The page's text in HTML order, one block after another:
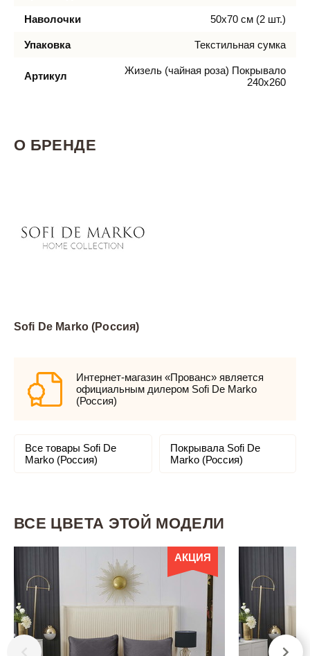
Наволочки 50х70 см (2 шт.)
Упаковка Текстильная сумка
Артикул
Жизель (чайная роза) Покрывало
240х260
О БРЕНДЕ
Sofi De Marko (Россия)
Интернет-магазин «Прованс» является
официальным дилером Sofi De Marko
(Россия)
Все товары Sofi De
Marko (Россия)
Покрывала Sofi De
Marko (Россия)
ВСЕ ЦВЕТА ЭТОЙ МОДЕЛИ
АКЦИЯ